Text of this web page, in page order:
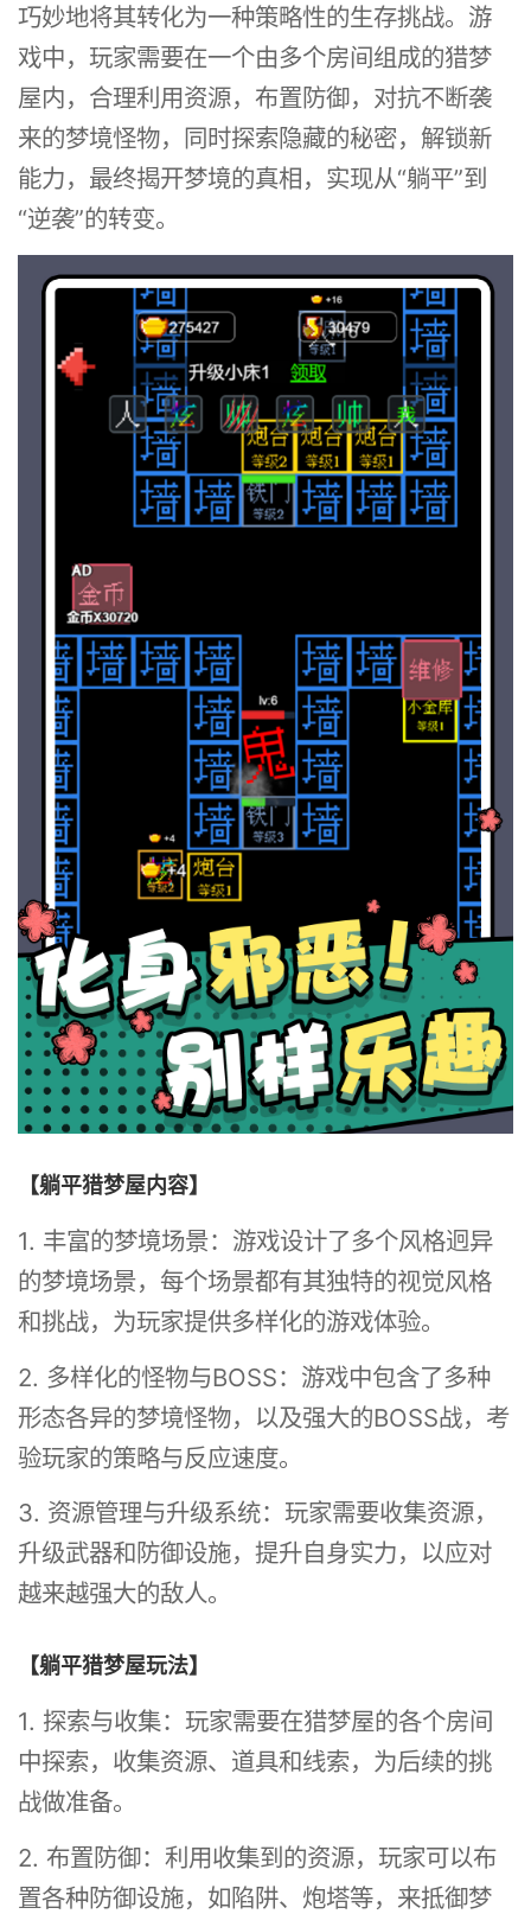
巧妙地将其转化为一种策略性的生存挑战。游
戏中，玩家需要在一个由多个房间组成的猎梦
屋内，合理利用资源，布置防御，对抗不断袭
来的梦境怪物，同时探索隐藏的秘密，解锁新
能力，最终揭开梦境的真相，实现从“躺平”到
“逆袭”的转变。
【躺平猎梦屋内容】
1. 丰富的梦境场景：游戏设计了多个风格迥异
的梦境场景，每个场景都有其独特的视觉风格
和挑战，为玩家提供多样化的游戏体验。
2. 多样化的怪物与BOSS：游戏中包含了多种
形态各异的梦境怪物，以及强大的BOSS战，考
验玩家的策略与反应速度。
3. 资源管理与升级系统：玩家需要收集资源，
升级武器和防御设施，提升自身实力，以应对
越来越强大的敌人。
【躺平猎梦屋玩法】
1. 探索与收集：玩家需要在猎梦屋的各个房间
中探索，收集资源、道具和线索，为后续的挑
战做准备。
2. 布置防御：利用收集到的资源，玩家可以布
置各种防御设施，如陷阱、炮塔等，来抵御梦